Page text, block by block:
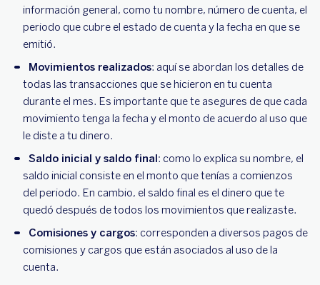
información general, como tu nombre, número de cuenta, el
periodo que cubre el estado de cuenta y la fecha en que se
emitió.
Movimientos realizados: aquí se abordan los detalles de
todas las transacciones que se hicieron en tu cuenta
durante el mes. Es importante que te asegures de que cada
movimiento tenga la fecha y el monto de acuerdo al uso que
le diste a tu dinero.
Saldo inicial y saldo final: como lo explica su nombre, el
saldo inicial consiste en el monto que tenías a comienzos
del periodo. En cambio, el saldo final es el dinero que te
quedó después de todos los movimientos que realizaste.
Comisiones y cargos: corresponden a diversos pagos de
comisiones y cargos que están asociados al uso de la
cuenta.